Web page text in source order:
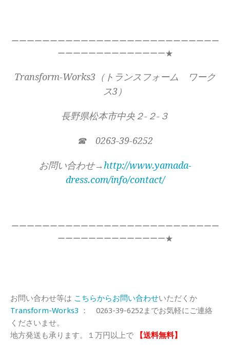
ーーーーーーーーーーーーーーーーーーーーーーーーーーー
ーーーーーーーーーーーーーー★
Transform-Works3（トランスフォーム ワーク
ス3）
長野県松本市中央２-２-３
☎ 0263-39-6252
お問い合わせ→http://www.yamada-
dress.com/info/contact/
ーーーーーーーーーーーーーーーーーーーーーーーーーーー
ーーーーーーーーーーーーーー★
お問い合わせ等は こちらからお問い合わせいただくか
Transform-Works3 ： 0263-39-6252までお気軽にご連絡
くださいませ。
地方発送も承ります。１万円以上で
【送料無料】